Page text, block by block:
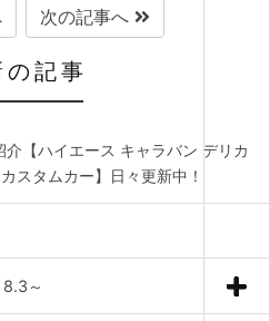
次の記事へ
の記事
【ハイエース キャラバン デリカ
スタムカー】日々更新中！
～